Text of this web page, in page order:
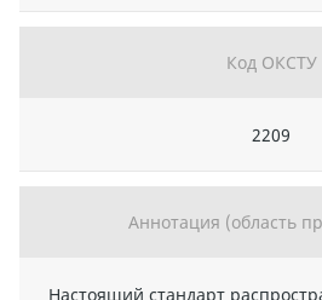
Код ОКСТУ
2209
Аннотация (область
Настоящий стандарт